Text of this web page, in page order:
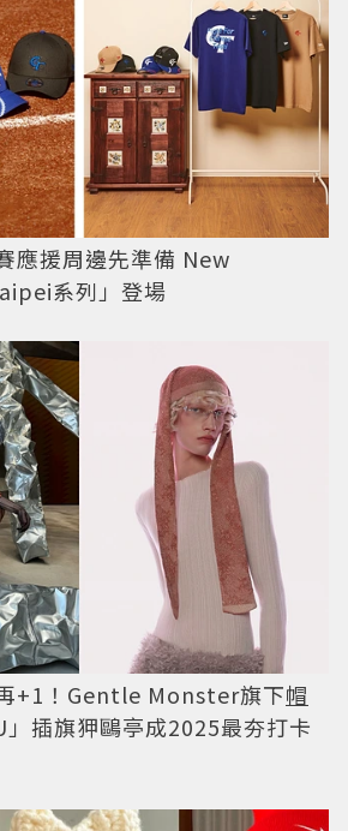
應援周邊先準備 New
系列」登場
+1！Gentle Monster旗下帽
」插旗狎鷗亭成2025最夯打卡